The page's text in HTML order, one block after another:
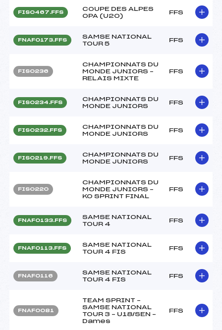
FIS0467.FFS
COUPE DES ALPES
OPA (U20)
FFS
FNAF0173.FFS
SAMSE NATIONAL
TOUR 5
FFS
FIS0236
CHAMPIONNATS DU
MONDE JUNIORS –
RELAIS MIXTE
FFS
FIS0234.FFS
CHAMPIONNATS DU
MONDE JUNIORS
FFS
FIS0232.FFS
CHAMPIONNATS DU
MONDE JUNIORS
FFS
FIS0219.FFS
CHAMPIONNATS DU
MONDE JUNIORS
FFS
FIS0220
CHAMPIONNATS DU
MONDE JUNIORS –
KO SPRINT FINAL
FFS
FNAF0133.FFS
SAMSE NATIONAL
TOUR 4
FFS
FNAF0113.FFS
SAMSE NATIONAL
TOUR 4 FIS
FFS
FNAF0116
SAMSE NATIONAL
TOUR 4 FIS
FFS
FNAF0081
TEAM SPRINT –
SAMSE NATIONAL
TOUR 3 – U18/SEN –
Dames
FFS